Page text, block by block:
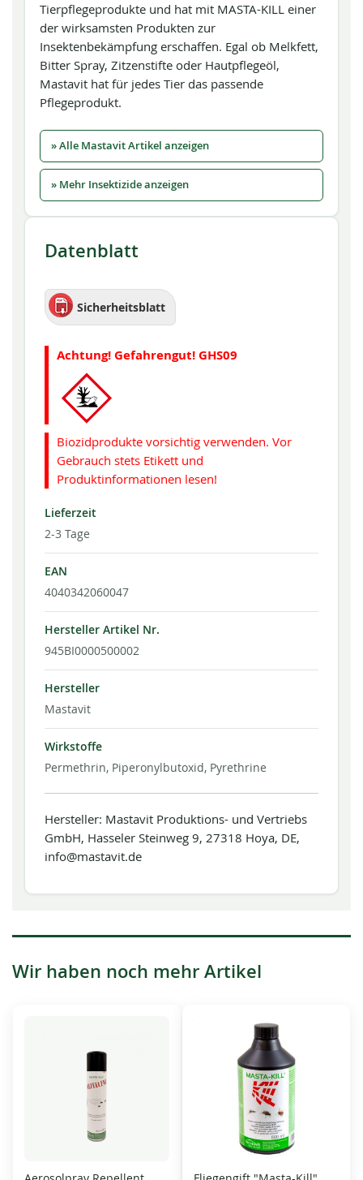
Tierpflegeprodukte und hat mit MASTA-KILL einer
der wirksamsten Produkten zur
Insektenbekämpfung erschaffen. Egal ob Melkfett,
Bitter Spray, Zitzenstifte oder Hautpflegeöl,
Mastavit hat für jedes Tier das passende
Pflegeprodukt.
» Alle Mastavit Artikel anzeigen
» Mehr Insektizide anzeigen
Datenblatt
Sicherheitsblatt
Achtung! Gefahrengut! GHS09
Biozidprodukte vorsichtig verwenden. Vor
Gebrauch stets Etikett und
Produktinformationen lesen!
Lieferzeit
2-3 Tage
EAN
4040342060047
Hersteller Artikel Nr.
945BI0000500002
Hersteller
Mastavit
Wirkstoffe
Permethrin, Piperonylbutoxid, Pyrethrine
Hersteller: Mastavit Produktions- und Vertriebs
GmbH, Hasseler Steinweg 9, 27318 Hoya, DE,
info@mastavit.de
Wir haben noch mehr Artikel